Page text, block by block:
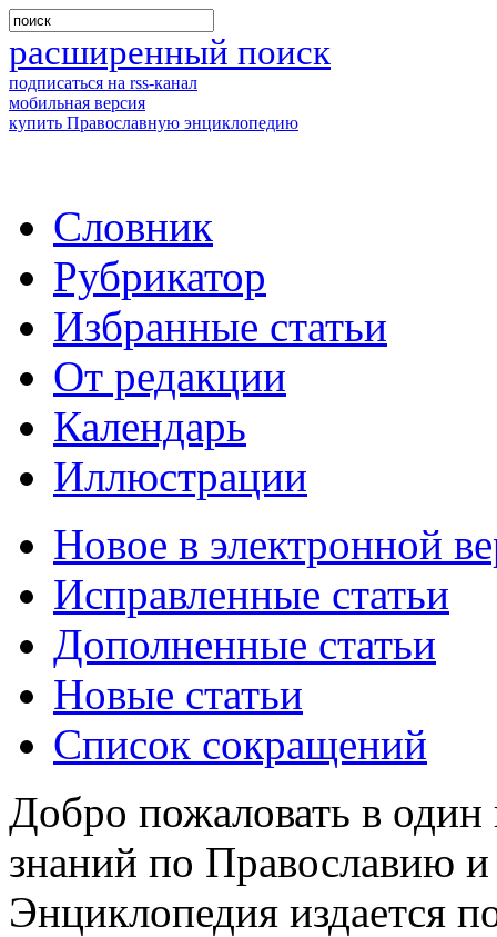
расширенный поиск
подписаться на rss-канал
мобильная версия
купить Православную энциклопедию
Словник
Рубрикатор
Избранные статьи
От редакции
Календарь
Иллюстрации
Новое в электронной
Исправленные статьи
Дополненные статьи
Новые статьи
Список сокращений
Добро пожаловать в
знаний по Православию
Энциклопедия издается